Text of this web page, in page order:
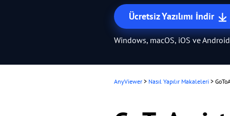
Ücretsiz Yazılımı İndir
Windows, macOS, iOS ve
AnyViewer > Nasıl Yapılır Makaleleri >